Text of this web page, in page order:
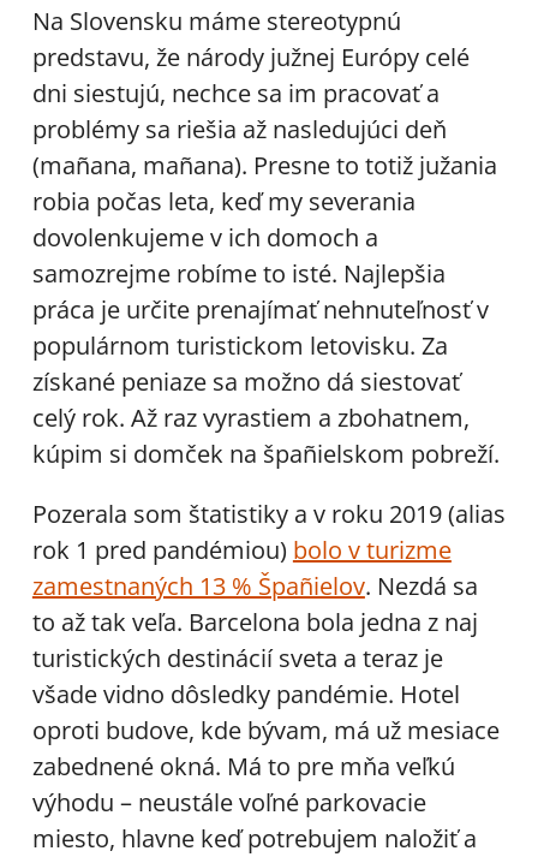
Na Slovensku máme stereotypnú
predstavu, že národy južnej Európy celé
dni siestujú, nechce sa im pracovať a
problémy sa riešia až nasledujúci deň
(mañana, mañana). Presne to totiž južania
robia počas leta, keď my severania
dovolenkujeme v ich domoch a
samozrejme robíme to isté. Najlepšia
práca je určite prenajímať nehnuteľnosť v
populárnom turistickom letovisku. Za
získané peniaze sa možno dá siestovať
celý rok. Až raz vyrastiem a zbohatnem,
kúpim si domček na špañielskom pobreží.
Pozerala som štatistiky a v roku 2019 (alias
rok 1 pred pandémiou) bolo v turizme
zamestnaných 13 % Špañielov. Nezdá sa
to až tak veľa. Barcelona bola jedna z naj
turistických destinácií sveta a teraz je
všade vidno dôsledky pandémie. Hotel
oproti budove, kde bývam, má už mesiace
zabednené okná. Má to pre mňa veľkú
výhodu – neustále voľné parkovacie
miesto, hlavne keď potrebujem naložiť a